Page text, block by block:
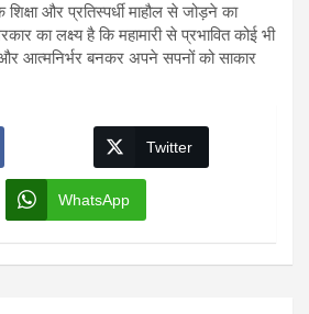
और प्रतिस्पर्धी माहौल से जोड़ने का
का लक्ष्य है कि महामारी से प्रभावित कोई भी
और आत्मनिर्भर बनकर अपने सपनों को साकार
Twitter
WhatsApp